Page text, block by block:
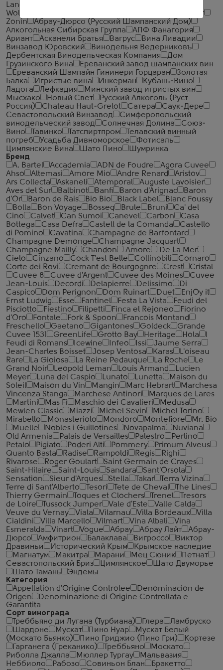
Landauer-Gisperg
Wolfberger
Zimmermann-Graeff & Muller
Zonin
Абрау-Дюрсо (Русский Шампанский Дом)
Алкогольная Сибирская Группа
АПФ Фанагория
Ариант
Асканели Братья Вагрус
Вина Ливадии
Винзавод Юровский
Винодельня Ведерниковъ
Дербентская Винодельческая Компания
Дом
Грузинского Вина
Ереванский завод шампанских вин
Ереванский Шампайн Гининери Горцаран
Золотая
Балка
Игристые вина Инкерман
Кубань-Вино
Ладога
Лефкадия
Минский завод игристых вин
Мысхако
Новый Свет
Русский Алкоголь (Руст
Россия)
Сhateau Haut-Grelot Сатера
Саук-Дере
Севастопольский Винзавод
Симферопольский
винодельческий завод
Солнечная Долина
Союз-
Вино
Тавинко Татспиртпром
Телавский винный
погреб
Усадьба Дивноморское
Фотисаль
Цимлянские Вина
Шато Пино
Шумринка
Бренд
A. Bartel
Accademia ADN de Foudre
Agora Cuvee
Ahso
Altemasi Amore Mio Andre Renard
Aristov
Ars Collecta
Askaneli Atemporal
Auguste Lavoisier
Aves del Sur
Balbinot Banfi Baron d'Arignac
Baron
d'Or
Baron de Rais Bio Bio Black Label
Blanc Foussy
Bolla
Bon Voyage Bosseq Brule Bruni
Ca' del
Cino
Calvet Can Sumoi Canevel Carbon
Casa
Bottega
Casa Defra Castell de la Comanda
Castello
di Pomino
Cavatina
Champagne de Barfontarc
Champagne Demonge
Champagne Jacquart
Champagne Mailly
Chandon Amore
De La Mer
Cielo
Cinzano Cock T'est Belle Collinobili
Cornaro
Corte dei Rovi
Cremant de Bourgognre Crest
Cristal
Cuvee 8
Cuvee d'Argent Cuvee des Moines
Cuvee
Jean-Louis
Decordi Delapierre Delissimo
Di
Caspico
Dom Perignon Dom Ruinart Duet
EnjOy it
Ernst Ludwig
Esse Fantinel Festa La Vista
Feudi del
Pisciotto
Fiestino Filipetti Finca el Rejoneo
Fiorino
d'Oro
Fontale Fork & Spoon
Francois Montand
Freschello
Gaetano Gigantones Goldeck
Grande
Cuvee 1531
GreenLife Grotto Bay Heritage Hola
Feudi di Romans
Icewine Infeo Issi
Jaume Serra
Jean-Charles Boisset
Josep Ventosa Karas
L'oiseau
Rare
La Gioiosa La Reine Pedauque La Roche
Le
Grand Noir
Leopold Leman Louis Armand
Lucien
Meyer
Luna del Caspio Lunato Lunetta
Maison du
Soleil
Maison du Vin Mangin Marc Hebrart
Marchesa
Vincenza Stanga
Marchese Antinori
Marques de Lares
Martini
Mas Fi Maschio dei Cavalieri
Medusa
Mewlen Classic
Miazzi Michel Sevin
Michel Torino
Mirabello
Monasteriolo Mondoro Montefiore
Mr. Bio
Muelle
Nobles i Guillotines Novapalma
Nuviana
Old Armenia
Palais de Versailles Palestro
Perlino
Petalo
Pigiato Poderi Alti Pommery
Primum Alveus
Quanto Basta
Radise Rampoldi Regis
Righi
Rivarose
Roger Goulart
Saint Germain de Crayes
Saint-Hilaire
Saint-Louis Sandara
Sant'Orsola
Sensation
Sieur d'Arques Stella Takar
Terra Vizina
Terre di Sant'Alberto
Tesori Tete de Cheval
The Lines
Thierry Germain
Toques et Clochers Trenel
Tresors
de Loire
Tussock Jumper Vale d'Este
Valle Calda
Veuve du Vernay
Viala Vilarnau Villa Bordeaux
Villa
Cialdini
Villa Marcello Vilmart Vina Albali
Vina
Esmeralda
Vinart Vogue Абрау Абрау Лайт
Абрау-
Дюрсо
Амфитрион Балаклава Вигроссо
Виктор
Дравиньи
Исторический Крым
Крымское наследие
Магнатум
Макитра Марани Мец Сюник
Петнат
Севастопольский Бриз
Цимлянское
Шато Двуморье
Шато Тамань
Эндемы
Категория
Appellation d'Origine Controlee
Denominacion de
Origen
Denominazione di Origine Controllata e
Garantita
Сорт винограда
Треббьяно ди Лугана (Турбиана)
Глера
Ламбруско
Шардоне
Мускат Пино Нуар
Мускат Белый
(Москато Бьянко)
Пино Гриджио (Пино Гри)
Кортезе
Гарганега (Греканико)
Треббьяно
Москато
Риболла Джалла
Мюллер Тургау
Мальвазия
Неббиоло
Рабозо Совиньон Блан
Бракетто